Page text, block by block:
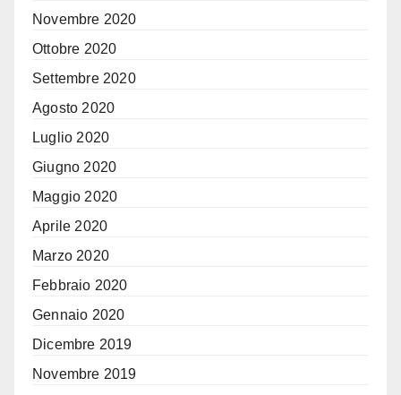
Novembre 2020
Ottobre 2020
Settembre 2020
Agosto 2020
Luglio 2020
Giugno 2020
Maggio 2020
Aprile 2020
Marzo 2020
Febbraio 2020
Gennaio 2020
Dicembre 2019
Novembre 2019